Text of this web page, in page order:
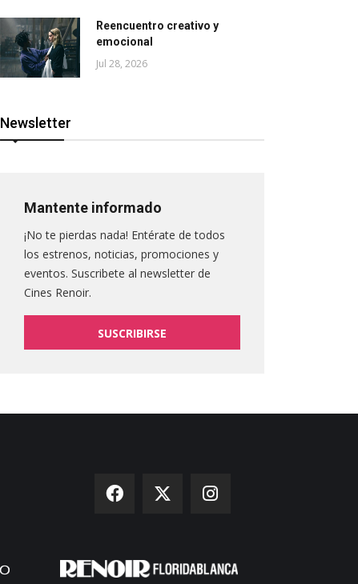
Reencuentro creativo y
emocional
Jul 28, 2026
Newsletter
Mantente informado
¡No te pierdas nada! Entérate de todos
los estrenos, noticias, promociones y
eventos. Suscribete al newsletter de
Cines Renoir.
SUSCRIBIRSE